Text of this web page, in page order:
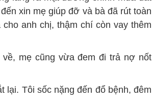
xin mẹ giúp đỡ và bà đã rút toàn
anh chị, thậm chí còn vay thêm
mẹ cũng vừa đem đi trả nợ nốt
lại. Tôi sốc nặng đến đổ bệnh, đêm